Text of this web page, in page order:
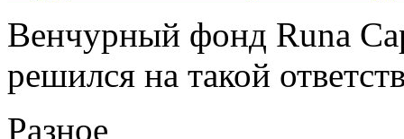
Венчурный фонд Runa
решился на такой
Разное